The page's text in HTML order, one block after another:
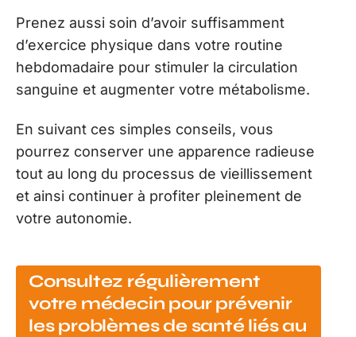
Prenez aussi soin d’avoir suffisamment
d’exercice physique dans votre routine
hebdomadaire pour stimuler la circulation
sanguine et augmenter votre métabolisme.
En suivant ces simples conseils, vous
pourrez conserver une apparence radieuse
tout au long du processus de vieillissement
et ainsi continuer à profiter pleinement de
votre autonomie.
Consultez régulièrement
votre médecin pour prévenir
les problèmes de santé liés au